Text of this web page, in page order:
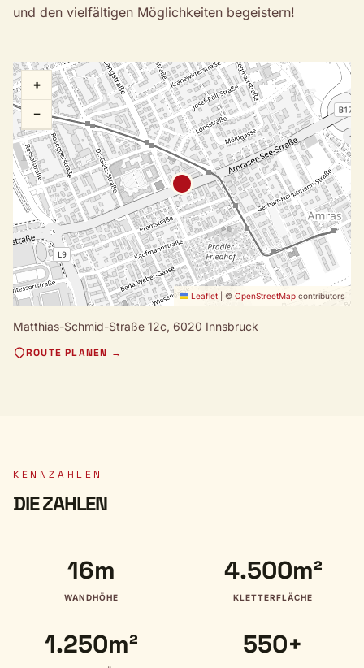
und den vielfältigen Möglichkeiten begeistern!
+
−
Leaflet © OpenStreetMap contributors
Matthias-Schmid-Straße 12c, 6020 Innsbruck
ROUTE PLANEN →
KENNZAHLEN
DIE ZAHLEN
16m
WANDHÖHE
4.500m²
KLETTERFLÄCHE
1.250m² 550+